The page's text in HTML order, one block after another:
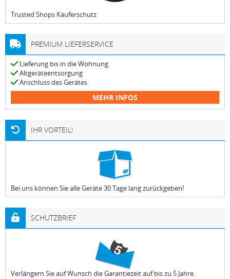
Trusted Shops Käuferschutz
PREMIUM LIEFERSERVICE
Lieferung bis in die Wohnung
Altgeräteentsorgung
Anschluss des Gerätes
MEHR INFOS
IHR VORTEIL!
Bei uns können Sie alle Geräte 30 Tage lang zurückgeben!
SCHUTZBRIEF
Verlängern Sie auf Wunsch die Garantiezeit auf bis zu 5 Jahre.